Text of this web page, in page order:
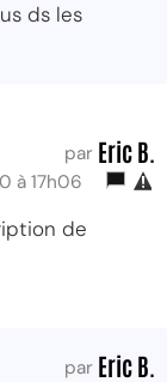
ds les
par Eric B.
à 17h06
de
par Eric B.